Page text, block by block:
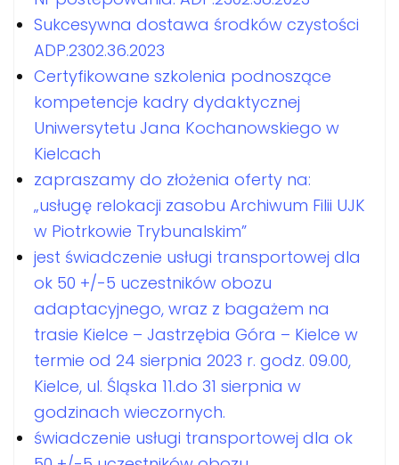
Sukcesywna dostawa środków czystości
ADP.2302.36.2023
Certyfikowane szkolenia podnoszące
kompetencje kadry dydaktycznej
Uniwersytetu Jana Kochanowskiego w
Kielcach
zapraszamy do złożenia oferty na:
„usługę relokacji zasobu Archiwum Filii UJK
w Piotrkowie Trybunalskim”
jest świadczenie usługi transportowej dla
ok 50 +/-5 uczestników obozu
adaptacyjnego, wraz z bagażem na
trasie Kielce – Jastrzębia Góra – Kielce w
termie od 24 sierpnia 2023 r. godz. 09.00,
Kielce, ul. Śląska 11.do 31 sierpnia w
godzinach wieczornych.
świadczenie usługi transportowej dla ok